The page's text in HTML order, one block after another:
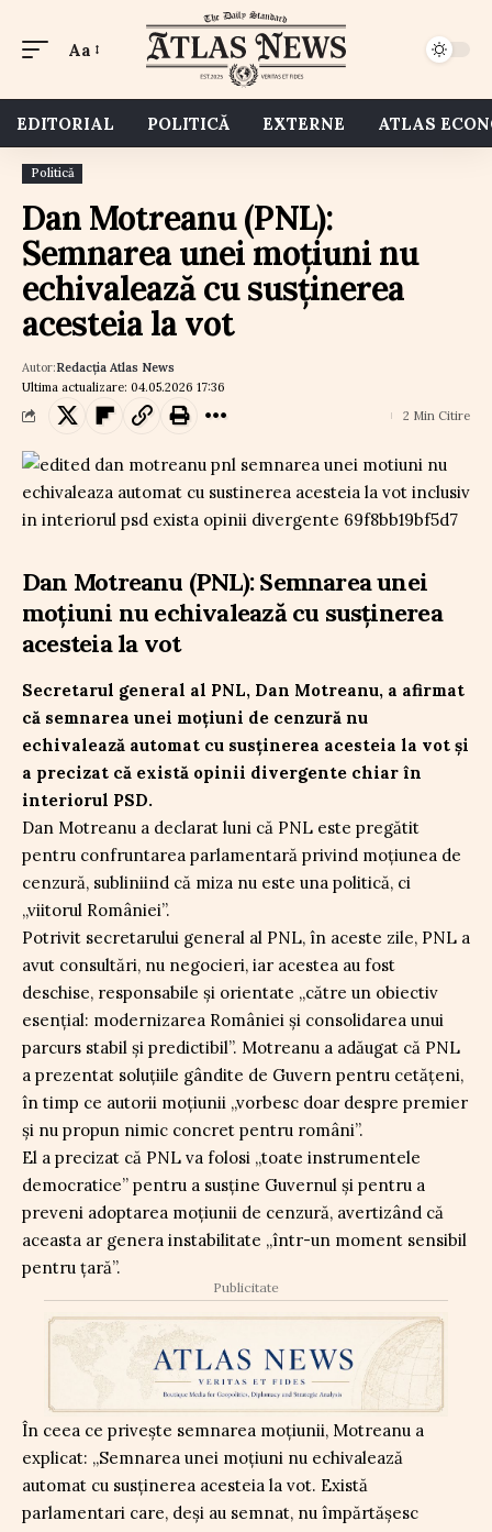
Aa
EDITORIAL POLITICĂ EXTERNE ATLAS
Politică
Dan Motreanu (PNL):
Semnarea unei moțiuni nu
echivalează cu susținerea
acesteia la vot
Ultima actualizare: 04.05.2026 17:36
Autor:Redacția Atlas News
2 Min Citire
Dan Motreanu (PNL): Semnarea unei
moțiuni nu echivalează cu susținerea
acesteia la vot
Secretarul general al PNL, Dan Motreanu, a afirmat
că semnarea unei moțiuni de cenzură nu
echivalează automat cu susținerea acesteia la vot și
a precizat că există opinii divergente chiar în
interiorul PSD.
Dan Motreanu a declarat luni că PNL este pregătit
pentru confruntarea parlamentară privind moțiunea de
cenzură, subliniind că miza nu este una politică, ci
„viitorul României”.
Potrivit secretarului general al PNL, în aceste zile, PNL a
avut consultări, nu negocieri, iar acestea au fost
deschise, responsabile și orientate „către un obiectiv
esențial: modernizarea României și consolidarea unui
parcurs stabil și predictibil”. Motreanu a adăugat că PNL
a prezentat soluțiile gândite de Guvern pentru cetățeni,
în timp ce autorii moțiunii „vorbesc doar despre premier
și nu propun nimic concret pentru români”.
El a precizat că PNL va folosi „toate instrumentele
democratice” pentru a susține Guvernul și pentru a
preveni adoptarea moțiunii de cenzură, avertizând că
aceasta ar genera instabilitate „într-un moment sensibil
pentru țară”.
Publicitate
În ceea ce privește semnarea moțiunii, Motreanu a
explicat: „Semnarea unei moțiuni nu echivalează
automat cu susținerea acesteia la vot. Există
parlamentari care, deși au semnat, nu împărtășesc